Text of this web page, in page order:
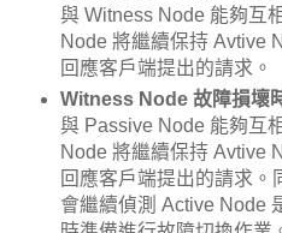
與 Witness Node 能夠互
Node 將繼續保持 Avtive
回應客戶端提出的請求。
Witness Node 故障損壞
與 Passive Node 能夠互
Node 將繼續保持 Avtive
回應客戶端提出的請求。
會繼續偵測 Active Node